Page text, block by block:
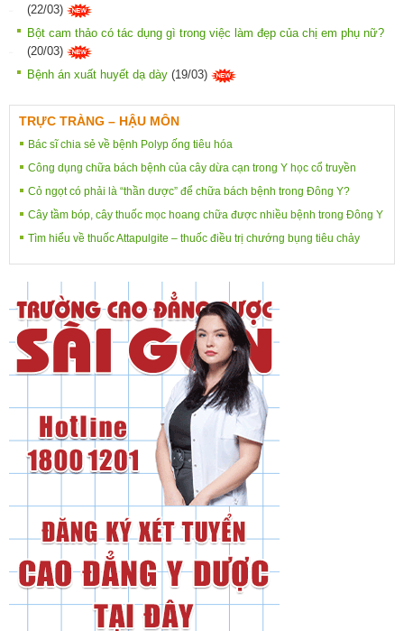
(22/03)
Bột cam thảo có tác dụng gì trong việc làm đẹp của chị em phụ nữ?
(20/03)
Bệnh án xuất huyết dạ dày (19/03)
TRỰC TRÀNG – HẬU MÔN
Bác sĩ chia sẻ về bệnh Polyp ống tiêu hóa
Công dụng chữa bách bệnh của cây dừa cạn trong Y học cổ truyền
Cỏ ngọt có phải là “thần dược” để chữa bách bệnh trong Đông Y?
Cây tầm bóp, cây thuốc mọc hoang chữa được nhiều bệnh trong Đông Y
Tìm hiểu về thuốc Attapulgite – thuốc điều trị chướng bụng tiêu chảy